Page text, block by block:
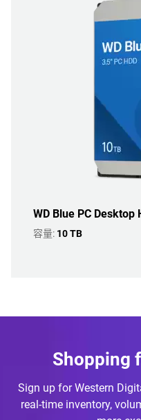
WD Blue PC Desktop
容量: 10 TB
Shopping
Sign up for Western
real-time inventory,